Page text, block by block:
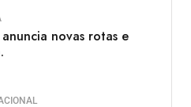
novas rotas e